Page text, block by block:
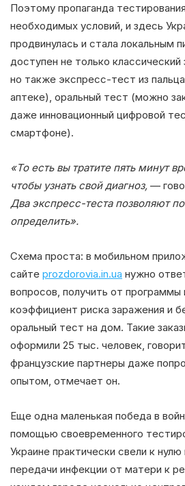
Поэтому пропаганда
необходимых условий, и здесь
продвинулась и стала локальным
доступен не только классический
но также экспресс-тест из
аптеке), оральный тест (можно
даже инновационный цифровой
смартфоне).
«То есть вы тратите пять минут
чтобы узнать свой диагноз, —
Два экспресс-теста позволяют
определить».
Схема проста: в мобильном
сайте prozdorovia.in.ua нужно
вопросов, получить от программы
коэффициент риска заражения и
оральный тест на дом. Такие
оформили 25 тыс. человек,
французские партнеры даже
опытом, отмечает он.
Еще одна маленькая победа в
помощью своевременного
Украине практически свели к
передачи инфекции от матери к